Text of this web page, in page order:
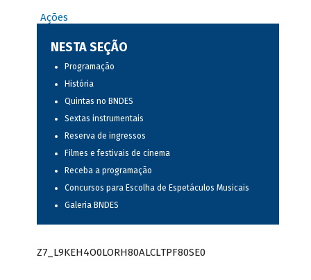
Ações
NESTA SEÇÃO
Programação
História
Quintas no BNDES
Sextas instrumentais
Reserva de ingressos
Filmes e festivais de cinema
Receba a programação
Concursos para Escolha de Espetáculos Musicais
Galeria BNDES
Z7_L9KEH4O0LORH80ALCLTPF80SE0